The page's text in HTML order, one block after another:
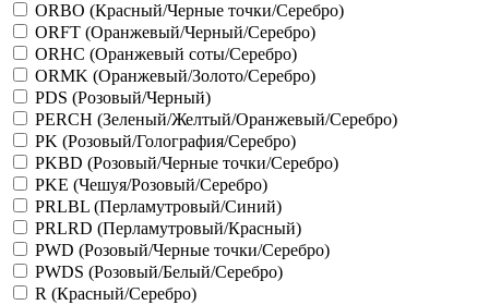
ORBO (Красный/Черные точки/Серебро)
ORFT (Оранжевый/Черный/Серебро)
ORHC (Оранжевый соты/Серебро)
ORMK (Оранжевый/Золото/Серебро)
PDS (Розовый/Черный)
PERCH (Зеленый/Желтый/Оранжевый/Серебро)
PK (Розовый/Голография/Серебро)
PKBD (Розовый/Черные точки/Серебро)
PKE (Чешуя/Розовый/Серебро)
PRLBL (Перламутровый/Синий)
PRLRD (Перламутровый/Красный)
PWD (Розовый/Черные точки/Серебро)
PWDS (Розовый/Белый/Серебро)
R (Красный/Серебро)